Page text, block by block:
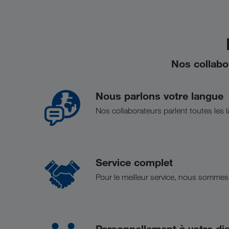
Nos
Nous parlons votre langue
Nos collaborateurs parlent toutes les
Service complet
Pour le meilleur service, nous